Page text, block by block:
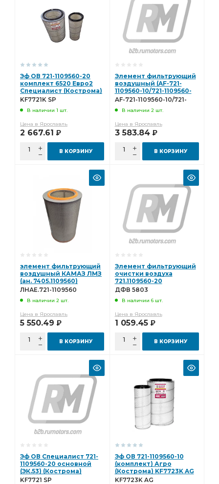
Эф ОВ 721-1109560-20
комплект 6520 Евро2
Специалист (Кострома)
KF7721K SP
KF7721K SP
В наличии 1 шт.
Цена в Ярославль
2 667.61 Р
В КОРЗИНУ
Элемент фильтрующий
воздушный (AF-721-
1109560-10/721-1109560-
30-E) МД (Эксперт)
1109560-10/721-1109560-
AF-721-1109560-10/721-
В наличии 2 шт.
Цена в Ярославль
3 583.84 Р
В КОРЗИНУ
элемент фильтрующий
воздушный КАМАЗ ЛМЗ
(ан. 7405.1109560)
ЛНАЕ.721-1109560
ЛНАЕ.721-1109560
В наличии 2 шт.
Цена в Ярославль
5 550.49 Р
В КОРЗИНУ
Элемент фильтрующий
очистки воздуха
721.1109560-20
(основной) ДФВ 5803
ДФВ 5803
В наличии 6 шт.
Цена в Ярославль
1 059.45 Р
В КОРЗИНУ
Эф ОВ Специалист 721-
1109560-20 основной
(ЭК.53) (Кострома)
KF7721 SP
KF7721 SP
Эф ОВ 721-1109560-10
(комплект) Агро
(Кострома) KF7723K AG
KF7723K AG